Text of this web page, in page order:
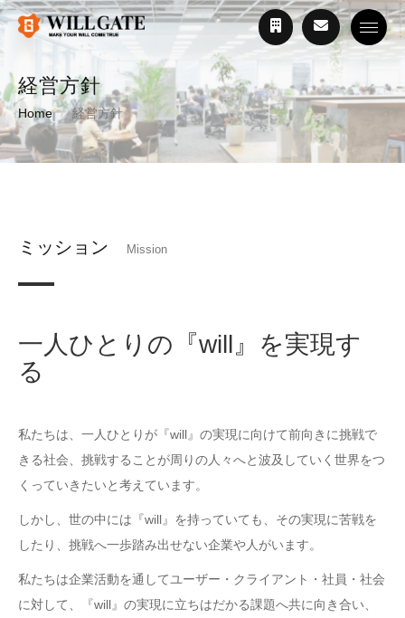
経営方針
Home 経営方針
ミッション Mission
一人ひとりの『will』を実現す
る
私たちは、一人ひとりが『will』の実現に向けて前向きに挑戦で
きる社会、挑戦することが周りの人々へと波及していく世界をつ
くっていきたいと考えています。
しかし、世の中には『will』を持っていても、その実現に苦戦を
したり、挑戦へ一歩踏み出せない企業や人がいます。
私たちは企業活動を通してユーザー・クライアント・社員・社会
に対して、『will』の実現に立ちはだかる課題へ共に向き合い、